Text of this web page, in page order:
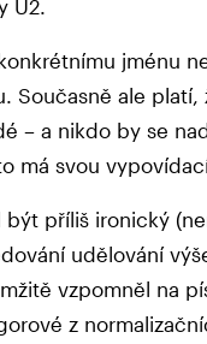
U2.
jménu
Současně ale
– a nikdo by se
má svou
příliš ironický
udělování
vzpomněl na
z